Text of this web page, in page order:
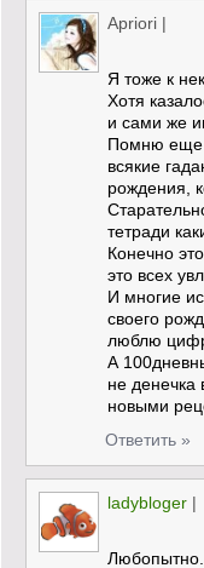
Apriori |
Я тоже к
Хотя
и сами же
Помню еще
всякие
рождения,
тетради
Конечно
это всех
И многие
своего
люблю
А
не
новыми
Ответить »
ladybloger |
Любопытно.